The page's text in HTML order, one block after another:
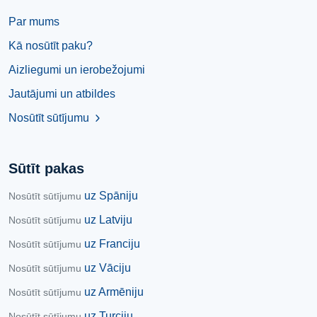
Par mums
Kā nosūtīt paku?
Aizliegumi un ierobežojumi
Jautājumi un atbildes
Nosūtīt sūtījumu
chevron_right
Sūtīt pakas
Nosūtīt sūtījumu uz Spāniju
Nosūtīt sūtījumu uz Latviju
Nosūtīt sūtījumu uz Franciju
Nosūtīt sūtījumu uz Vāciju
Nosūtīt sūtījumu uz Armēniju